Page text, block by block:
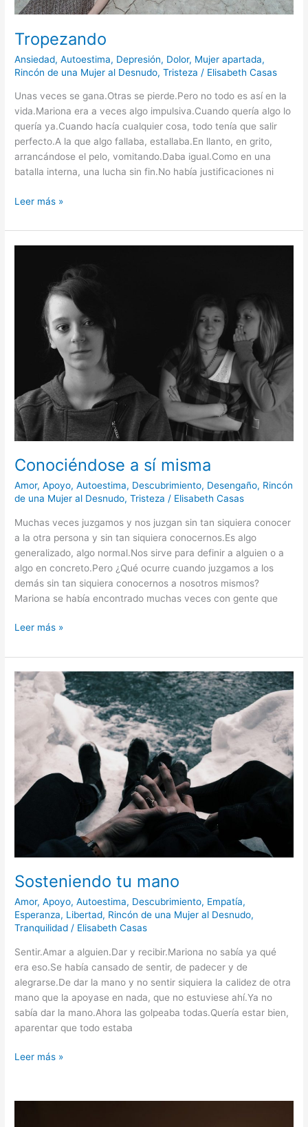
Tropezando
Ansiedad,Autoestima, Depresión, Dolor, Mujer apartada,
Rincón de una Mujer al Desnudo,Tristeza / Elisabeth Casas
Unas veces se gana.Otras se pierde.Pero no todo es así en la
vida.Mariona era a veces algo impulsiva.Cuando quería algo lo
quería ya.Cuando hacía cualquier cosa, todo tenía que salir
perfecto.A la que algo fallaba, estallaba.En llanto, en grito,
arrancándose el pelo, vomitando.Daba igual.Como en una
batalla interna, una lucha sin fin.No había justificaciones ni
Leer más »
Conociéndose a sí misma
Amor,Apoyo,Autoestima, Descubrimiento, Desengaño, Rincón
de una Mujer al Desnudo,Tristeza / Elisabeth Casas
Muchas veces juzgamos y nos juzgan sin tan siquiera conocer
a la otra persona y sin tan siquiera conocernos.Es algo
generalizado, algo normal.Nos sirve para definir a alguien o a
algo en concreto.Pero ¿Qué ocurre cuando juzgamos a los
demás sin tan siquiera conocernos a nosotros mismos?
Mariona se había encontrado muchas veces con gente que
Leer más »
Sosteniendo tu mano
Amor,Apoyo,Autoestima, Descubrimiento, Empatía,
Esperanza, Libertad, Rincón de una Mujer al Desnudo,
Tranquilidad / Elisabeth Casas
Sentir.Amar a alguien.Dar y recibir.Mariona no sabía ya qué
era eso.Se había cansado de sentir, de padecer y de
alegrarse.De dar la mano y no sentir siquiera la calidez de otra
mano que la apoyase en nada, que no estuviese ahí.Ya no
sabía dar la mano.Ahora las golpeaba todas.Quería estar bien,
aparentar que todo estaba
Sosteniendo
tu
Leer más »